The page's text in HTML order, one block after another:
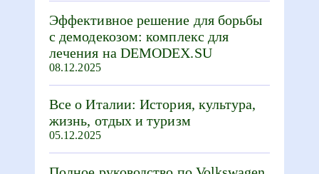
Эффективное решение для борьбы
с демодекозом: комплекс для
лечения на DEMODEX.SU
08.12.2025
Все о Италии: История, культура,
жизнь, отдых и туризм
05.12.2025